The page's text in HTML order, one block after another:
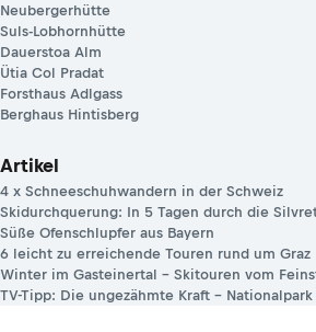
Neubergerhütte
Suls-Lobhornhütte
Dauerstoa Alm
Ütia Col Pradat
Forsthaus Adlgass
Berghaus Hintisberg
Artikel
4 x Schneeschuhwandern in der Schweiz
Skidurchquerung: In 5 Tagen durch die
Süße Ofenschlupfer aus Bayern
6 leicht zu erreichende Touren rund um Graz
Winter im Gasteinertal – Skitouren vom
TV-Tipp: Die ungezähmte Kraft –